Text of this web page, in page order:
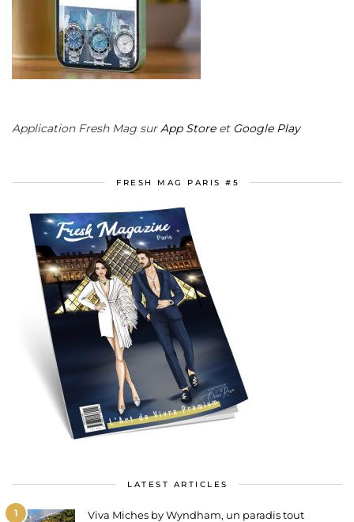
Application Fresh Mag surApp Storeet Google Play
FRESH MAG PARIS #5
LATEST ARTICLES
1
Viva Miches by Wyndham, un paradis tout